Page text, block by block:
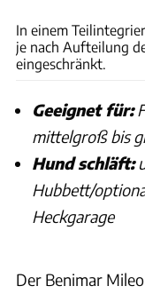
In einem
je nach Aufteilung
eingeschränkt.
Geeignet für:
mittelgroß bis
Hund schläft:
Hubbett/
Heckgarage
Der Benimar